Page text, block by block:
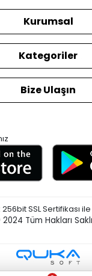
Kurumsal
Kategoriler
Bize Ulaşın
SSL Sertifikası
Tüm Hakları